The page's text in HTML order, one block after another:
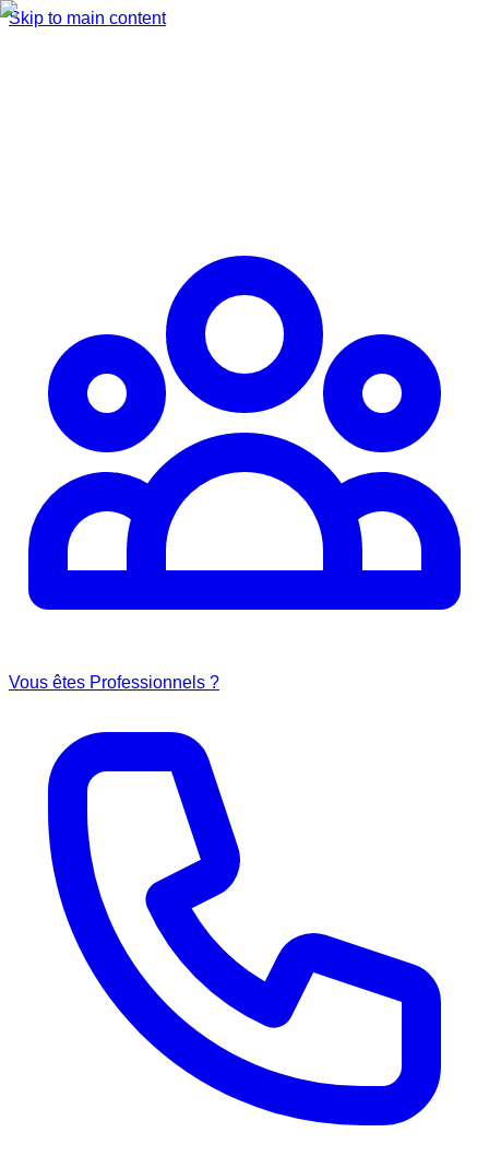
Skip to main content
Vous êtes Professionnels ?